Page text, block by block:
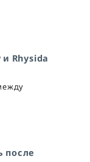
Rhysida
после